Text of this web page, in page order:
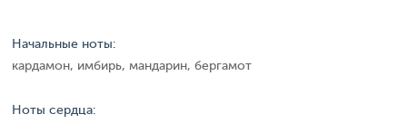
Начальные ноты:
кардамон, имбирь, мандарин, бергамот
Ноты сердца: